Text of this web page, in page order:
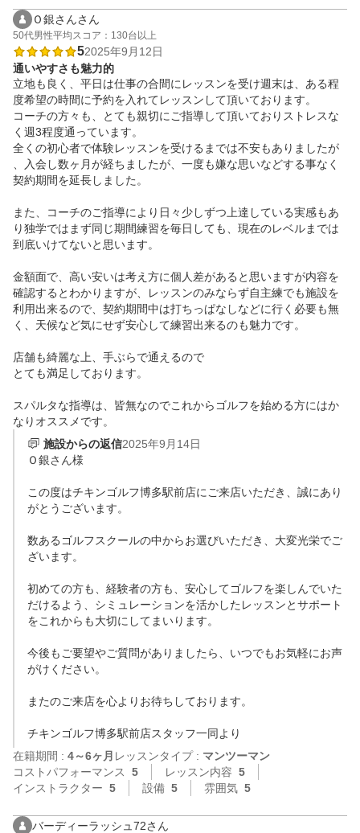
Ｏ銀さんさん
50代男性平均スコア：130台以上
52025年9月12日
通いやすさも魅力的
立地も良く、平日は仕事の合間にレッスンを受け週末は、ある程
度希望の時間に予約を入れてレッスンして頂いております。
コーチの方々も、とても親切にご指導して頂いておりストレスな
く週3程度通っています。
全くの初心者で体験レッスンを受けるまでは不安もありましたが
、入会し数ヶ月が経ちましたが、一度も嫌な思いなどする事なく
契約期間を延長しました。
また、コーチのご指導により日々少しずつ上達している実感もあ
り独学ではまず同じ期間練習を毎日しても、現在のレベルまでは
到底いけてないと思います。
金額面で、高い安いは考え方に個人差があると思いますが内容を
確認するとわかりますが、レッスンのみならず自主練でも施設を
利用出来るので、契約期間中は打ちっぱなしなどに行く必要も無
く、天候など気にせず安心して練習出来るのも魅力です。
店舗も綺麗な上、手ぶらで通えるので
とても満足しております。
スパルタな指導は、皆無なのでこれからゴルフを始める方にはか
なりオススメです。
施設からの返信2025年9月14日
Ｏ銀さん様
この度はチキンゴルフ博多駅前店にご来店いただき、誠にあり
がとうございます。
数あるゴルフスクールの中からお選びいただき、大変光栄でご
ざいます。
初めての方も、経験者の方も、安心してゴルフを楽しんでいた
だけるよう、シミュレーションを活かしたレッスンとサポート
をこれからも大切にしてまいります。
今後もご要望やご質問がありましたら、いつでもお気軽にお声
がけください。
またのご来店を心よりお待ちしております。
チキンゴルフ博多駅前店スタッフ一同より
在籍期間 : 4～6ヶ月 レッスンタイプ : マンツーマン
コストパフォーマンス
5 レッスン内容 5
インストラクター 5 設備 5 雰囲気 5
バーディーラッシュ72さん